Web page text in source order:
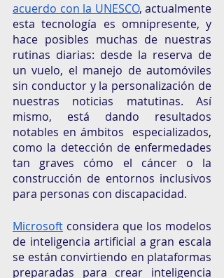
acuerdo con la UNESCO, actualmente
esta tecnología es omnipresente, y
hace posibles muchas de nuestras
rutinas diarias: desde la reserva de
un vuelo, el manejo de automóviles
sin conductor y la personalización de
nuestras noticias matutinas. Así
mismo, está dando resultados
notables en ámbitos  especializados,
como la detección de enfermedades
tan graves cómo el cáncer o la
construcción de entornos inclusivos
para personas con discapacidad.
Microsoft considera que los modelos
de inteligencia artificial a gran escala
se están convirtiendo en plataformas
preparadas para crear inteligencia